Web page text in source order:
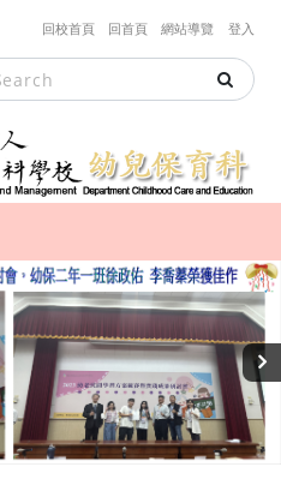
回校首頁 回首頁 網站導覽 登入
›